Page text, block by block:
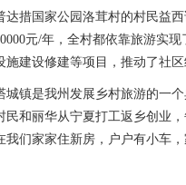
达措国家公园洛茸村的村民益
元/年，全村都依靠旅游实
施建设修建等项目，推动了社区
城镇是我州发展乡村旅游的一
民和丽华从宁夏打工返乡创业
我们家家住新房，户户有小车